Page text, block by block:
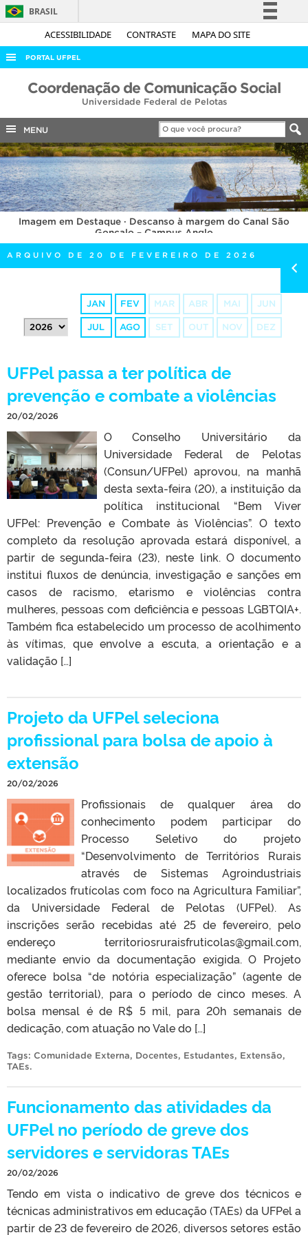
ACESSIBILIDADE CONTRASTE MAPA DO SITE
BRASIL
Simplifique!
Acesso à informação
Legislação
Canais
PORTAL UFPEL
ACESSO À INFORMAÇÃO
COBALTO
CONCURSOS
EDITAIS
INTERNACIONAL
OUVIDORIA
PORTARIAS
TELEFONES
Coordenação de Comunicação Social
Universidade Federal de Pelotas
MENU
Imagem em Destaque · Descanso à margem do Canal São
Gonçalo – Campus Anglo
ARQUIVO DE 20 DE FEVEREIRO DE 2026
JAN FEV MAR ABR MAI JUN
JUL AGO SET OUT NOV DEZ
UFPel passa a ter política de
prevenção e combate a violências
20/02/2026
O Conselho Universitário da
Universidade Federal de Pelotas
(Consun/UFPel) aprovou, na manhã
desta sexta-feira (20), a instituição da
política institucional “Bem Viver
UFPel: Prevenção e Combate às Violências”. O texto
completo da resolução aprovada estará disponível, a
partir de segunda-feira (23), neste link. O documento
institui fluxos de denúncia, investigação e sanções em
casos de racismo, etarismo e violências contra
mulheres, pessoas com deficiência e pessoas LGBTQIA+.
Também fica estabelecido um processo de acolhimento
às vítimas, que envolve a escuta, a orientação e a
validação […]
Projeto da UFPel seleciona
profissional para bolsa de apoio à
extensão
20/02/2026
Profissionais de qualquer área do
conhecimento podem participar do
Processo Seletivo do projeto
“Desenvolvimento de Territórios Rurais
através de Sistemas Agroindustriais
localizados frutícolas com foco na Agricultura Familiar”,
da Universidade Federal de Pelotas (UFPel). As
inscrições serão recebidas até 25 de fevereiro, pelo
endereço territoriosruraisfruticolas@gmail.com,
mediante envio da documentação exigida. O Projeto
oferece bolsa “de notória especialização” (agente de
gestão territorial), para o período de cinco meses. A
bolsa mensal é de R$ 5 mil, para 20h semanais de
dedicação, com atuação no Vale do […]
Tags: Comunidade Externa, Docentes, Estudantes, Extensão,
TAEs.
Funcionamento das atividades da
UFPel no período de greve dos
servidores e servidoras TAEs
20/02/2026
Tendo em vista o indicativo de greve dos técnicos e
técnicas administrativos em educação (TAEs) da UFPel a
partir de 23 de fevereiro de 2026, diversos setores estão